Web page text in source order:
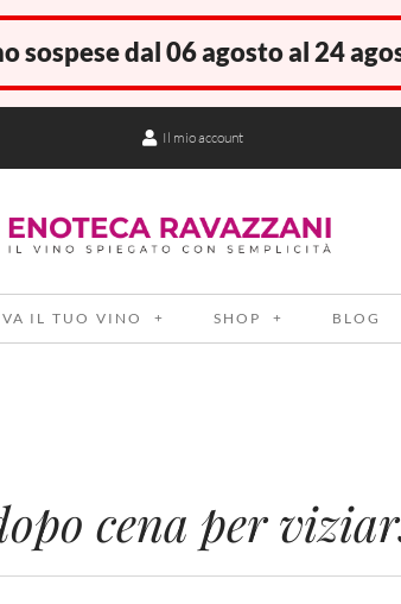
sospese dal 06 agosto al 24
Il mio account
IL TUO VINO SHOP BLOG
cena per